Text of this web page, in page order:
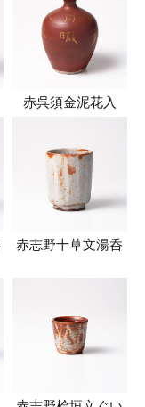
赤呉須金泥花入
赤志野十草文湯呑